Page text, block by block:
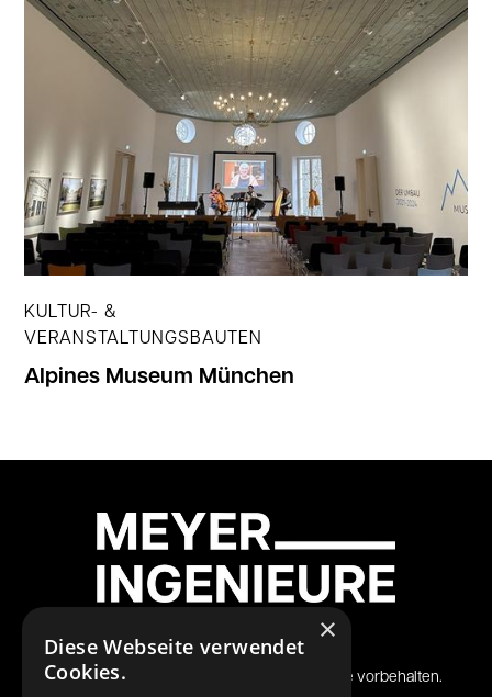
Jetzt ansehen
Jetzt ansehen
KULTUR- &
VERANSTALTUNGSBAUTEN
Alpines Museum München
© 2026 Meyer Ingenieure GmbH. Alle Rechte vorbehalten.
×
Diese Webseite verwendet
Cookies.